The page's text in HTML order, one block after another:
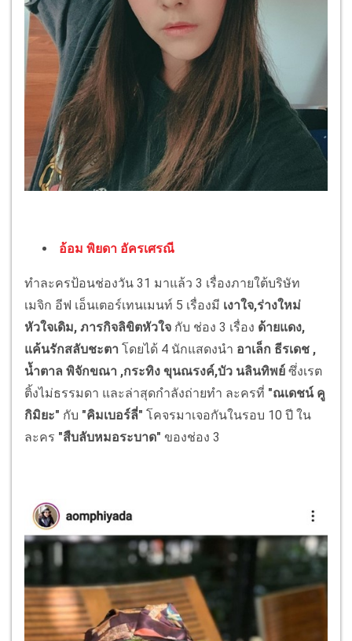
อ้อม พิยดา อัครเศรณี
ทำละครป้อนช่องวัน 31 มาแล้ว 3 เรื่องภายใต้บริษัท
เมจิก อีฟ เอ็นเตอร์เทนเมนท์ 5 เรื่องมี เงาใจ,ร่างใหม่
หัวใจเดิม, ภารกิจลิขิตหัวใจ กับ ช่อง 3 เรื่อง ด้ายแดง,
แค้นรักสลับชะตา โดยได้ 4 นักแสดงนำ อาเล็ก ธีรเดช ,
น้ำตาล พิจักขณา ,กระทิง ขุนณรงค์,บัว นลินทิพย์ ซึ่งเรต
ติ้งไม่ธรรมดา และล่าสุดกำลังถ่ายทำ ละครที่ "ณเดชน์ คู
กิมิยะ" กับ "คิมเบอร์ลี่" โคจรมาเจอกันในรอบ 10 ปี ใน
ละคร "สืบลับหมอระบาด" ของช่อง 3